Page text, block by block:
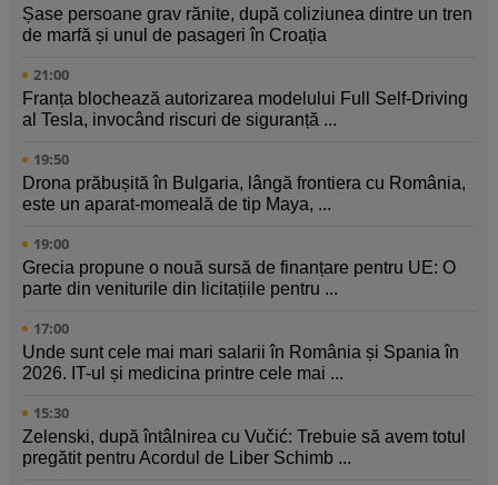
Șase persoane grav rănite, după coliziunea dintre un tren
de marfă și unul de pasageri în Croația
21:00
Franța blochează autorizarea modelului Full Self-Driving
al Tesla, invocând riscuri de siguranță ...
19:50
Drona prăbușită în Bulgaria, lângă frontiera cu România,
este un aparat-momeală de tip Maya, ...
19:00
Grecia propune o nouă sursă de finanțare pentru UE: O
parte din veniturile din licitațiile pentru ...
17:00
Unde sunt cele mai mari salarii în România și Spania în
2026. IT-ul și medicina printre cele mai ...
15:30
Zelenski, după întâlnirea cu Vučić: Trebuie să avem totul
pregătit pentru Acordul de Liber Schimb ...